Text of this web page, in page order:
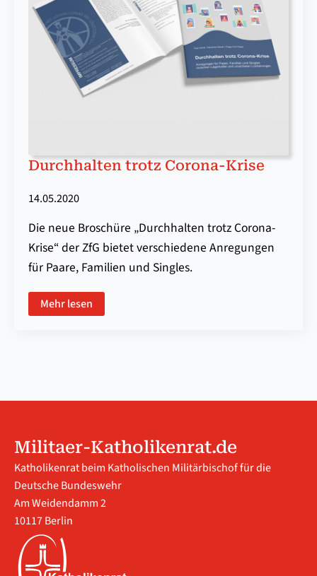
Durchhalten trotz Corona-Krise
14.05.2020
Die neue Broschüre „Durchhalten trotz Corona-
Krise“ der ZfG bietet verschiedene Anregungen
für Paare, Familien und Singles.
Mehr lesen
Militaer-Katholikenrat.de
Katholikenrat beim Katholischen Militärbischof für die
Deutsche Bundeswehr
Am Weidendamm 2
10117 Berlin